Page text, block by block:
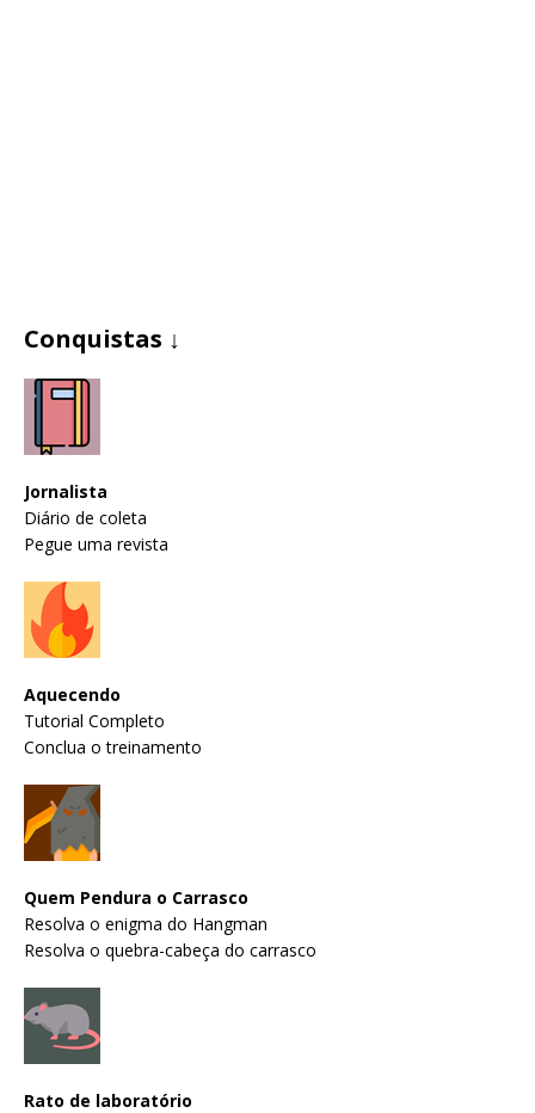
Conquistas ↓
Jornalista
Diário de coleta
Pegue uma revista
Aquecendo
Tutorial Completo
Conclua o treinamento
Quem Pendura o Carrasco
Resolva o enigma do Hangman
Resolva o quebra-cabeça do carrasco
Rato de laboratório